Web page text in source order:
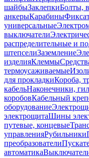
шайбыЗаклепкиБолты,
анкерыКарабины
универсальные
выключатели
распределительные и
штепселиЗаземление
изделияКлеммы
термоусаживаемые
для прокладкиКороба,
кабельНаконечники,
коробовКабельный
оборудование
электрощитаШины
путевые, концевые
управленияРубильники
преобразователи
автоматика